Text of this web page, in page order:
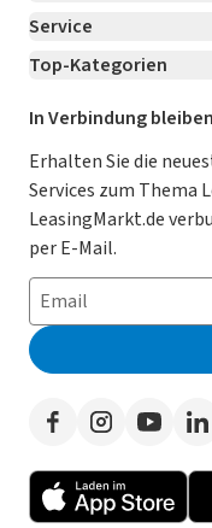
Über LeasingMarkt.de
Karriere Jetzt
Für Händler
Kooperation mit
AGB
Datenschutz
Impressum
Erklärung zur
Presse
Service
Kontakt
Ratgeber
Magazin
Datenschutz-
So funktioniert’s
Häufig gestellte
Leasing-Lexikon
Auto-Tests
Werben auf
Top-Kategorien
Leasing Deals
Gebrauchtwagen
Leasing ohne
E-Auto Leasing
Privatleasing
Leasing-Vergleiche
Herstellerverzeichnis
Händlerverzeichnis
In Verbindung bleiben
Erhalten Sie die
Services zum Thema
LeasingMarkt.de
per E-Mail.